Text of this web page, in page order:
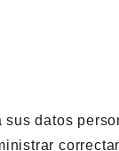
sus datos